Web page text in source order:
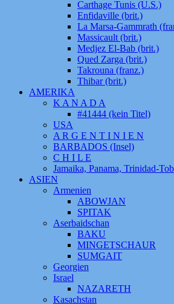
Carthage Tunis (U.S.)
Enfidaville (brit.)
La Marsa-Gammrath
Massicault (brit.)
Medjez El-Bab (brit.)
Qued Zarga (brit.)
Takrouna (franz.)
Thibar (brit.)
AMERIKA
K A N A D A
#41444 (kein Titel)
USA
A R G E N T I N I E N
BARBADOS (Insel)
C H I L E
Jamaika, Panama, Trinidad-
ASIEN
Armenien
ABOWJAN
SPITAK
Aserbaidschan
BAKU
MINGETSCHAUR
SUMGAIT
Georgien
Israel
NAZARETH
Kasachstan